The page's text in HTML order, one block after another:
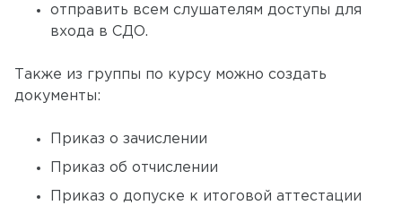
отправить всем слушателям доступы для
входа в СДО.
Также из группы по курсу можно создать
документы:
Приказ о зачислении
Приказ об отчислении
Приказ о допуске к итоговой аттестации